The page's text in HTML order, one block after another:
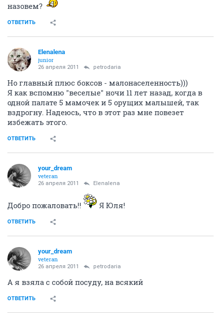
назовем?
ОТВЕТИТЬ
Elenalena
junior
26 апреля 2011 petrodaria
Но главный плюс боксов - малонаселенность)))
Я как вспомню "веселые" ночи 11 лет назад, когда в
одной палате 5 мамочек и 5 орущих малышей, так
вздрогну. Надеюсь, что в этот раз мне повезет
избежать этого.
ОТВЕТИТЬ
your_dream
veteran
26 апреля 2011 Elenalena
Добро пожаловать!! Я Юля!
ОТВЕТИТЬ
your_dream
veteran
26 апреля 2011 petrodaria
А я взяла с собой посуду, на всякий
ОТВЕТИТЬ